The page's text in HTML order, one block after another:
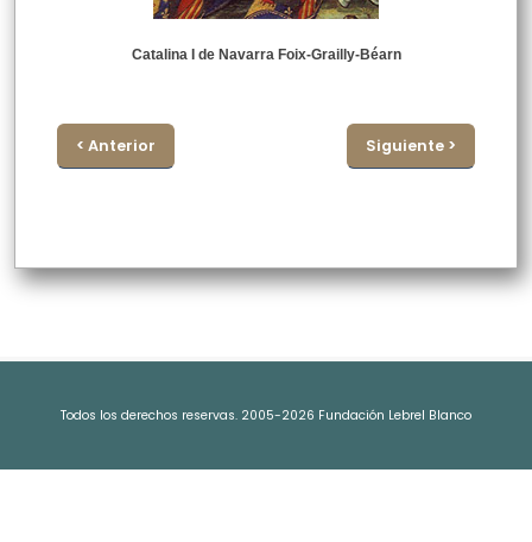
Catalina I de Navarra Foix-Grailly-Béarn
< Anterior Siguiente >
Todos los derechos reservas. 2005-2026 Fundación Lebrel Blanco